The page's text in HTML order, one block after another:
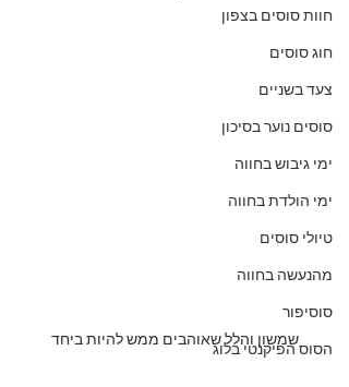
חוות סוסים בצפון
חוג סוסים
צעד בשניים
סוסים נוער בסיכון
ימי גיבוש בחווה
ימי הולדת בחווה
טיולי סוסים
מהנעשה בחווה
סוסיפור
הסוס הפיקנטי בלוג
שמשון והלל שאוהבים ממש להיות ביחד